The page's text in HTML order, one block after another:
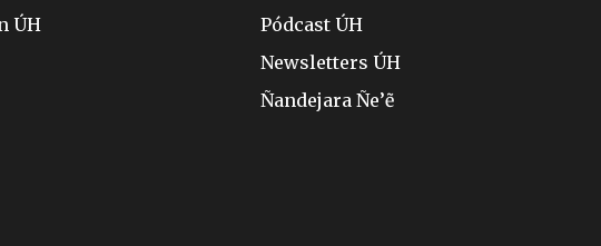
ÚH
Pódcast ÚH
Newsletters ÚH
Ñandejara Ñe’ẽ